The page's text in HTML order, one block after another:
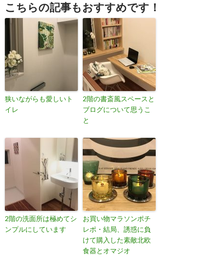
こちらの記事もおすすめです！
狭いながらも愛しいト
イレ
2階の書斎風スペースと
ブログについて思うこ
と
2階の洗面所は極めてシ
ンプルにしています
お買い物マラソンポチ
レポ・結局、誘惑に負
けて購入した素敵北欧
食器とオマジオ